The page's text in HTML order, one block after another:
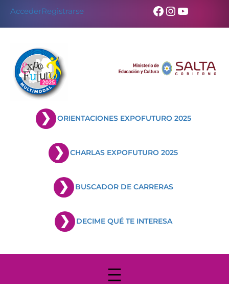
content
AccederRegistrarse Facebook
Instagram
YouTube
ORIENTACIONES EXPOFUTURO 2025
CHARLAS EXPOFUTURO 2025
BUSCADOR DE CARRERAS
DECIME QUÉ TE INTERESA